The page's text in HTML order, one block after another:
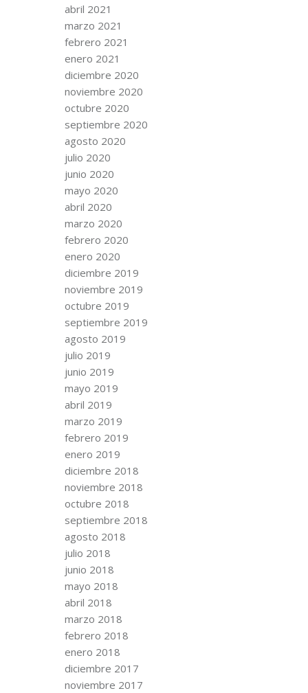
abril 2021
marzo 2021
febrero 2021
enero 2021
diciembre 2020
noviembre 2020
octubre 2020
septiembre 2020
agosto 2020
julio 2020
junio 2020
mayo 2020
abril 2020
marzo 2020
febrero 2020
enero 2020
diciembre 2019
noviembre 2019
octubre 2019
septiembre 2019
agosto 2019
julio 2019
junio 2019
mayo 2019
abril 2019
marzo 2019
febrero 2019
enero 2019
diciembre 2018
noviembre 2018
octubre 2018
septiembre 2018
agosto 2018
julio 2018
junio 2018
mayo 2018
abril 2018
marzo 2018
febrero 2018
enero 2018
diciembre 2017
noviembre 2017